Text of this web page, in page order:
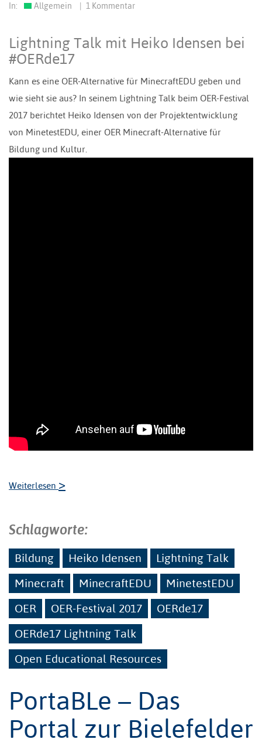
In:
Allgemein 1 Kommentar
Lightning Talk mit Heiko Idensen bei
#OERde17
Kann es eine OER-Alternative für MinecraftEDU geben und
wie sieht sie aus? In seinem Lightning Talk beim OER-Festival
2017 berichtet Heiko Idensen von der Projektentwicklung
von MinetestEDU, einer OER Minecraft-Alternative für
Bildung und Kultur.
Weiterlesen >
Schlagworte:
Bildung Heiko Idensen
Lightning Talk
Minecraft
MinecraftEDU
MinetestEDU
OER
OER-Festival 2017
OERde17
OERde17 Lightning Talk
Open Educational Resources
PortaBLe – Das
Portal zur Bielefelder